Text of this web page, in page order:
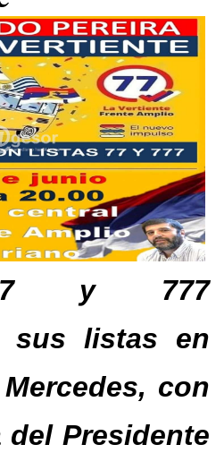
y 777
sus listas en
con
Presidente